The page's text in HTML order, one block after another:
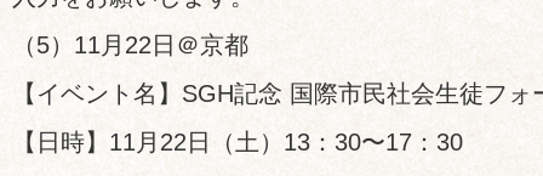
（5）11月22日＠京都
【イベント名】SGH記念 国際市民社会生徒フォ
【日時】11月22日（土）13：30〜17：30